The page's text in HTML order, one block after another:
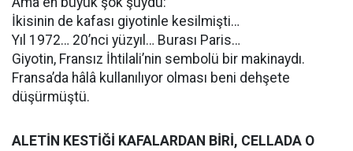
İkisinin de kafası giyotinle kesilmişti…
Yıl 1972… 20’nci yüzyıl… Burası Paris…
Giyotin, Fransız İhtilali’nin sembolü bir makinaydı.
Fransa’da hâlâ kullanılıyor olması beni dehşete
düşürmüştü.
ALETİN KESTİĞİ KAFALARDAN BİRİ, CELLADA O